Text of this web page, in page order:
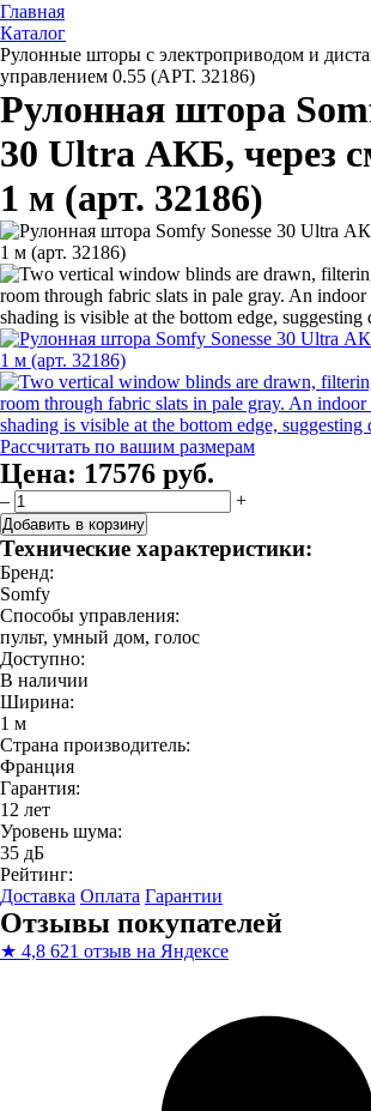
Главная
Каталог
Рулонные шторы с электроприводом и
управлением 0.55 (АРТ. 32186)
Рулонная штора
30 Ultra АКБ, через
1 м (арт. 32186)
Рассчитать по вашим размерам
Цена: 17576 руб.
– +
Добавить в корзину
Технические характеристики:
Бренд:
Somfy
Способы управления:
пульт, умный дом, голос
Доступно:
В наличии
Ширина:
1 м
Страна производитель:
Франция
Гарантия:
12 лет
Уровень шума:
35 дБ
Рейтинг:
Доставка Оплата Гарантии
Отзывы покупателей
★ 4,8 621 отзыв на Яндексе